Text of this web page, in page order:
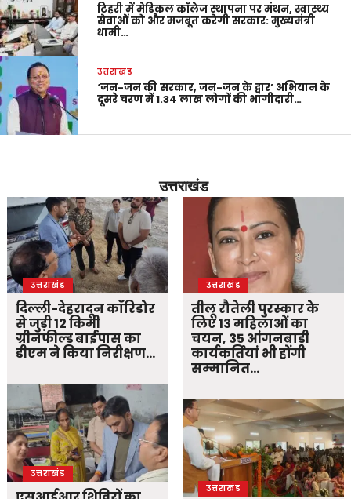
टिहरी में मेडिकल कॉलेज स्थापना पर मंथन, स्वास्थ्य
सेवाओं को और मजबूत करेगी सरकार: मुख्यमंत्री
धामी…
उत्तराखंड
‘जन-जन की सरकार, जन-जन के द्वार’ अभियान के
दूसरे चरण में 1.34 लाख लोगों की भागीदारी…
उत्तराखंड
उत्तराखंड
दिल्ली-देहरादून कॉरिडोर
से जुड़ी 12 किमी
ग्रीनफील्ड बाईपास का
डीएम ने किया निरीक्षण…
उत्तराखंड
उत्तराखंड
तीलू रौतेली पुरस्कार के
लिए 13 महिलाओं का
चयन, 35 आंगनबाड़ी
कार्यकर्तियां भी होंगी
सम्मानित…
उत्तराखंड